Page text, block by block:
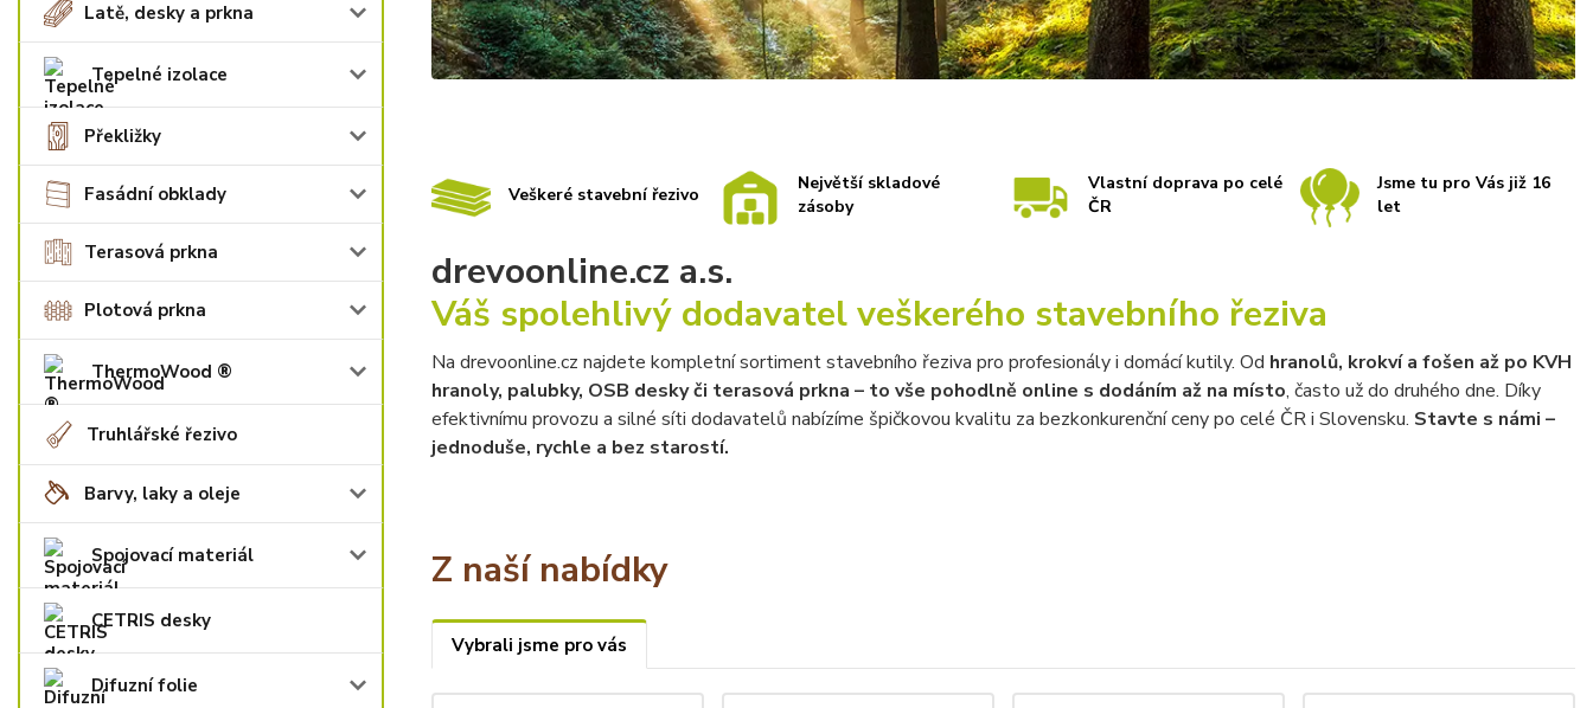
Latě, desky a prkna
Tepelné izolace
Překližky
Fasádní obklady
Terasová prkna
Plotová prkna
ThermoWood ®
Truhlářské řezivo
Barvy, laky a oleje
Spojovací materiál
CETRIS desky
Difuzní folie
Veškeré stavební řezivo
Největší skladové
zásoby
Vlastní doprava po celé
ČR
Jsme tu pro Vás již 16
let
drevoonline.cz a.s.
Váš spolehlivý dodavatel veškerého stavebního řeziva
Na drevoonline.cz najdete kompletní sortiment stavebního řeziva pro profesionály i domácí kutily. Od hranolů, krokví a fošen až po KVH
hranoly, palubky, OSB desky či terasová prkna – to vše pohodlně online s dodáním až na místo, často už do druhého dne. Díky
efektivnímu provozu a silné síti dodavatelů nabízíme špičkovou kvalitu za bezkonkurenční ceny po celé ČR i Slovensku. Stavte s námi –
jednoduše, rychle a bez starostí.
Z naší nabídky
Vybrali jsme pro vás